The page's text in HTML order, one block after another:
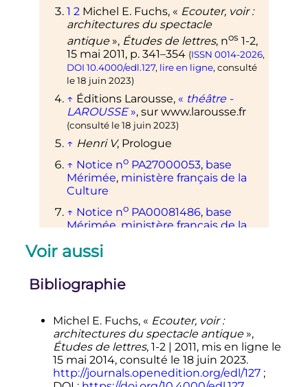
1 2 Michel E. Fuchs, « Ecouter, voir :
architectures du spectacle
antique », Études de lettres, nos 1-2,
15 mai 2011, p. 341–354 (ISSN 0014-2026,
DOI 10.4000/edl.127, lire en ligne, consulté
le18 juin 2023)
↑ Éditions Larousse, « théâtre -
LAROUSSE », sur www.larousse.fr
(consulté le18 juin 2023)
↑ Henri V, Prologue
↑ Notice no PA27000053, base
Mérimée, ministère français de la
Culture
↑ Notice no PA00081486, base
Mérimée,ministère français de la
↑« Le théâtre No et Kabuki | INA
↑« UNESCO - Le théâtre Kabuki
2023
Voir aussi
Bibliographie
Michel E. Fuchs, « Ecouter, voir :
architectures du spectacle antique »,
Études de lettres, 1-2 | 2011, mis en ligne le
15 mai 2014, consulté le 18 juin 2023.
http://journals.openedition.org/edl/127 ;